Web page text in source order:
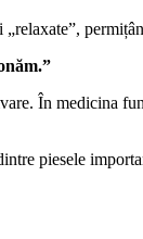
În medicina
piesele